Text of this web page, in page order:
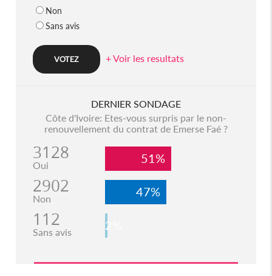
Non
Sans avis
+ Voir les resultats
DERNIER SONDAGE
Côte d'Ivoire: Etes-vous surpris par le non-
renouvellement du contrat de Emerse Faé ?
3128
Oui 51%
2902
Non 47%
112
Sans avis 2%